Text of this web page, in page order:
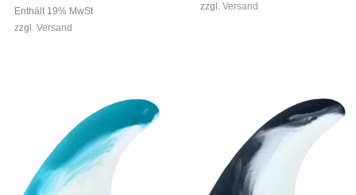
Enthält 19% MwSt
zzgl. Versand
zzgl. Versand